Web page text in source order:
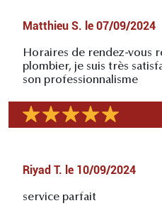
Matthieu S. le 07/09/2024
Horaires de rendez-vous
plombier, je suis très
son professionnalisme
Riyad T. le 10/09/2024
service parfait